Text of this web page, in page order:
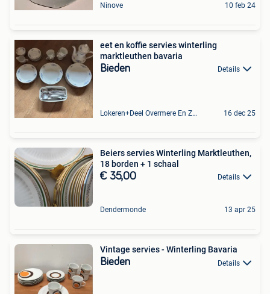
Ninove 10 feb 24
eet en koffie servies winterling
marktleuthen bavaria
Bieden Details
Lokeren+Deel Overmere En Zele 16 dec 25
Beiers servies Winterling Marktleuthen,
18 borden + 1 schaal
€ 35,00 Details
Dendermonde 13 apr 25
Vintage servies - Winterling Bavaria
Bieden Details